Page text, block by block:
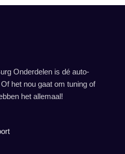
Onderdelen is dé auto-
het nou gaat om tuning of
het allemaal!